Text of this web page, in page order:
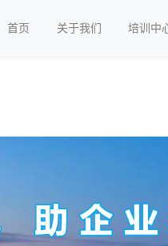
首页 关于我们 培训中